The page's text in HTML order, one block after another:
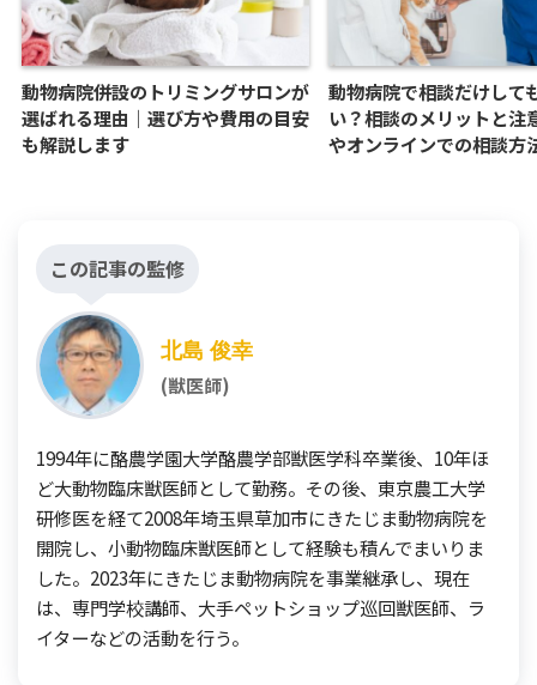
動物病院併設のトリミングサロンが
選ばれる理由｜選び方や費用の目安
も解説します
動物病院で相談だけして
い？相談のメリットと注
やオンラインでの相談方
この記事の監修
北島 俊幸
(獣医師)
1994年に酪農学園大学酪農学部獣医学科卒業後、10年ほ
ど大動物臨床獣医師として勤務。その後、東京農工大学
研修医を経て2008年埼玉県草加市にきたじま動物病院を
開院し、小動物臨床獣医師として経験も積んでまいりま
した。2023年にきたじま動物病院を事業継承し、現在
は、専門学校講師、大手ペットショップ巡回獣医師、ラ
イターなどの活動を行う。